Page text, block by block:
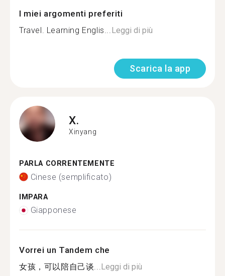
I miei argomenti preferiti
Travel. Learning Englis...Leggi di più
Scarica la app
X.
Xinyang
PARLA CORRENTEMENTE
Cinese (semplificato)
IMPARA
Giapponese
Vorrei un Tandem che
女孩，可以陪自己谈...Leggi di più